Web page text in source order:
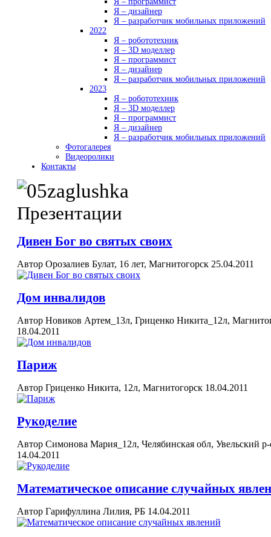
Я – дизайнер
Я – разработчик мобильных приложений
2022
Я – робототехник
Я – 3D моделлер
Я – программист
Я – дизайнер
Я – разработчик мобильных приложений
2023
Я – робототехник
Я – 3D моделлер
Я – программист
Я – дизайнер
Я – разработчик мобильных приложений
Фотогалерея
Видеоролики
Контакты
Презентации
Дивен Бог во святых своих
Автор Орозалиев Булат, 16 лет, Магнитогорск 25.04.2011
Дом инвалидов
Автор Новиков Артем_13л, Гриценко Никита_12л,
18.04.2011
Париж
Автор Гриценко Никита, 12л, Магнитогорск 18.04.2011
Рукоделие
Автор Симонова Мария_12л, Челябинская обл, Увельский
14.04.2011
Математическое описание случайных
Автор Гарифуллина Лилия, РБ 14.04.2011